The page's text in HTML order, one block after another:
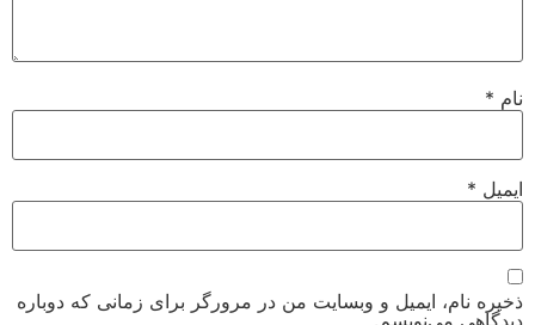
نام *
ایمیل *
ذخیره نام، ایمیل و وبسایت من در مرورگر برای زمانی که دوباره